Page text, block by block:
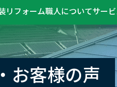
リフォーム職人についてサー
お客様の声